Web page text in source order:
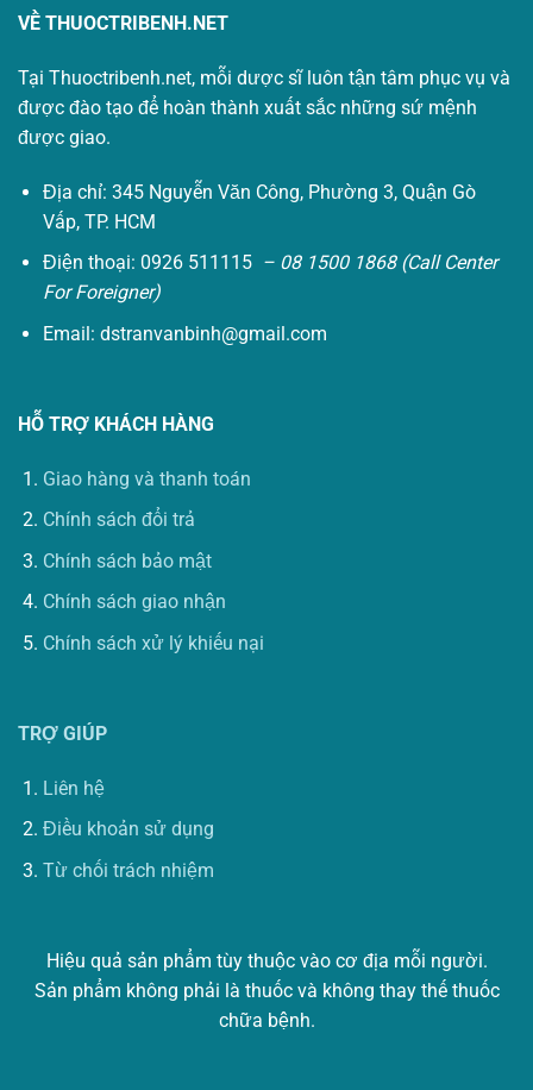
VỀ THUOCTRIBENH.NET
Tại Thuoctribenh.net, mỗi dược sĩ luôn tận tâm phục vụ và
được đào tạo để hoàn thành xuất sắc những sứ mệnh
được giao.
Địa chỉ: 345 Nguyễn Văn Công, Phường 3, Quận Gò
Vấp, TP. HCM
Điện thoại: 0926 511115 – 08 1500 1868 (Call Center
For Foreigner)
Email: dstranvanbinh@gmail.com
HỖ TRỢ KHÁCH HÀNG
Giao hàng và thanh toán
Chính sách đổi trả
Chính sách bảo mật
Chính sách giao nhận
Chính sách xử lý khiếu nại
TRỢ GIÚP
Liên hệ
Điều khoản sử dụng
Từ chối trách nhiệm
Hiệu quả sản phẩm tùy thuộc vào cơ địa mỗi người.
Sản phẩm không phải là thuốc và không thay thế thuốc
chữa bệnh.